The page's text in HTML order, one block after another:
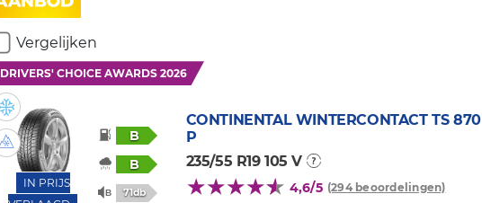
Vergelijken
DRIVERS' CHOICE AWARDS 2026
IN PRIJS
B
B
71db
CONTINENTAL WINTERCONTACT TS 870
P
235/55 R19 105 V
4,6/5 (294 beoordelingen)